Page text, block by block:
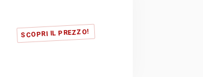
SCOPRI IL PREZZO!